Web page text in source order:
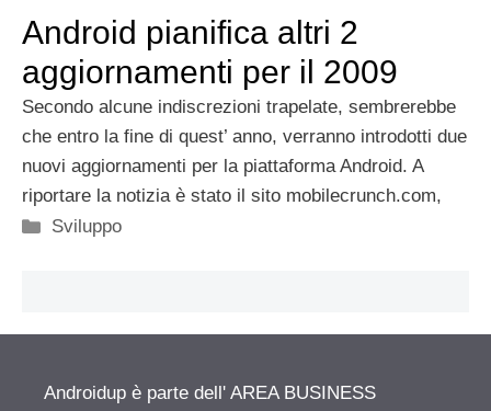
Android pianifica altri 2
aggiornamenti per il 2009
Secondo alcune indiscrezioni trapelate, sembrerebbe
che entro la fine di quest’ anno, verranno introdotti due
nuovi aggiornamenti per la piattaforma Android. A
riportare la notizia è stato il sito mobilecrunch.com,
Categorie
Sviluppo
Androidup è parte dell' AREA BUSINESS